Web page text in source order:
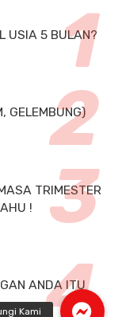
USIA 5 BULAN?
GELEMBUNG)
TRIMESTER
!
ANDA ITU